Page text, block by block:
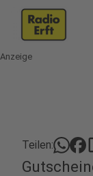
Anzeige
Teilen: